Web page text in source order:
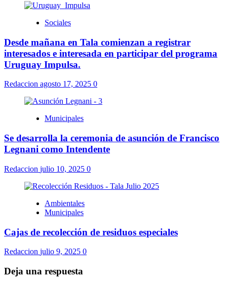
Sociales
Desde mañana en Tala comienzan a registrar
interesados e interesada en participar del programa
Uruguay Impulsa.
Redaccion agosto 17, 2025 0
Municipales
Se desarrolla la ceremonia de asunción de Francisco
Legnani como Intendente
Redaccion julio 10, 2025 0
Ambientales
Municipales
Cajas de recolección de residuos especiales
Redaccion julio 9, 2025 0
Deja una respuesta